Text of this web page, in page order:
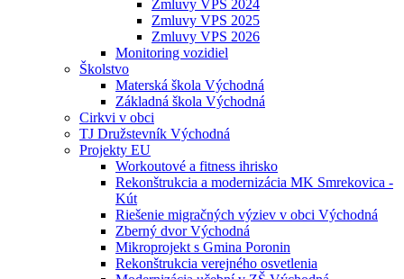
Zmluvy VPS 2024
Zmluvy VPS 2025
Zmluvy VPS 2026
Monitoring vozidiel
Školstvo
Materská škola Východná
Základná škola Východná
Cirkvi v obci
TJ Družstevník Východná
Projekty EU
Workoutové a fitness ihrisko
Rekonštrukcia a modernizácia MK Smrekovica -
Kút
Riešenie migračných výziev v obci Východná
Zberný dvor Východná
Mikroprojekt s Gmina Poronin
Rekonštrukcia verejného osvetlenia